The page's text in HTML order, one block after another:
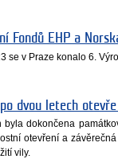
Fondů EHP a
se v Praze konalo 6.
dvou letech
byla dokončena
otevření a
vily.